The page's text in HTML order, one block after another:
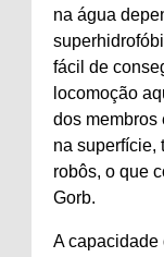
na água
fácil de
locomoção
dos membros
na superfície,
robôs, o que
Gorb.
A capacidade